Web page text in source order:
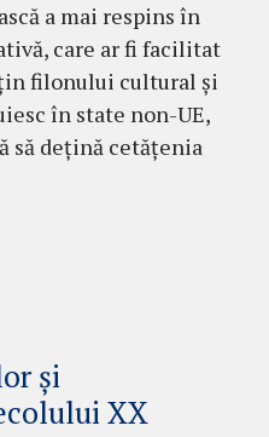
a mai respins în
care ar fi facilitat
filonului cultural și
în state non-UE,
să dețină cetățenia
și
XX